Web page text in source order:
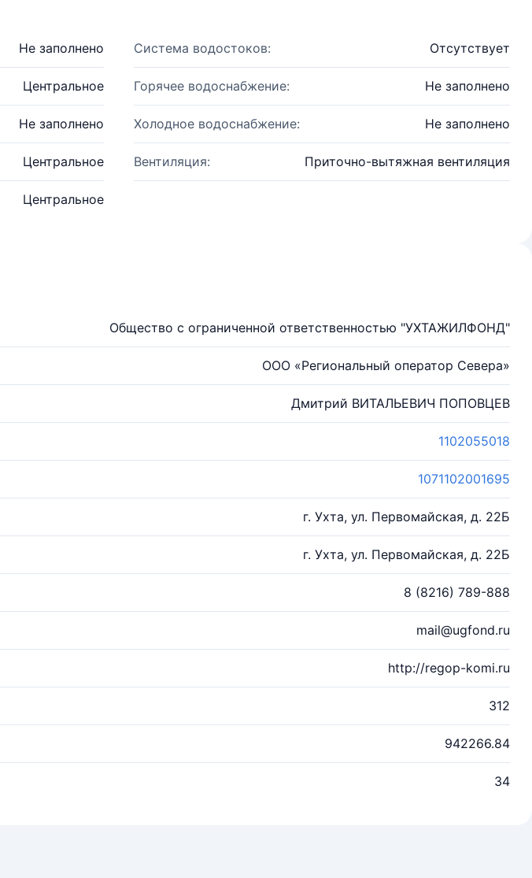
Не заполнено Система водостоков: Отсутствует
Центральное Горячее водоснабжение: Не заполнено
Не заполнено Холодное водоснабжение: Не заполнено
Центральное Вентиляция: Приточно-вытяжная вентиляция
Центральное
Общество с ограниченной ответственностью "УХТАЖИЛФОНД"
ООО «Региональный оператор Севера»
Дмитрий ВИТАЛЬЕВИЧ ПОПОВЦЕВ
1102055018
1071102001695
г. Ухта, ул. Первомайская, д. 22Б
г. Ухта, ул. Первомайская, д. 22Б
8 (8216) 789-888
mail@ugfond.ru
http://regop-komi.ru
312
942266.84
34